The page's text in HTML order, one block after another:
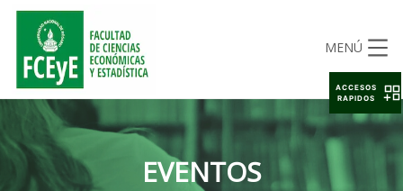
MENÚ
EVENTOS
ACCESOS
RAPIDOS